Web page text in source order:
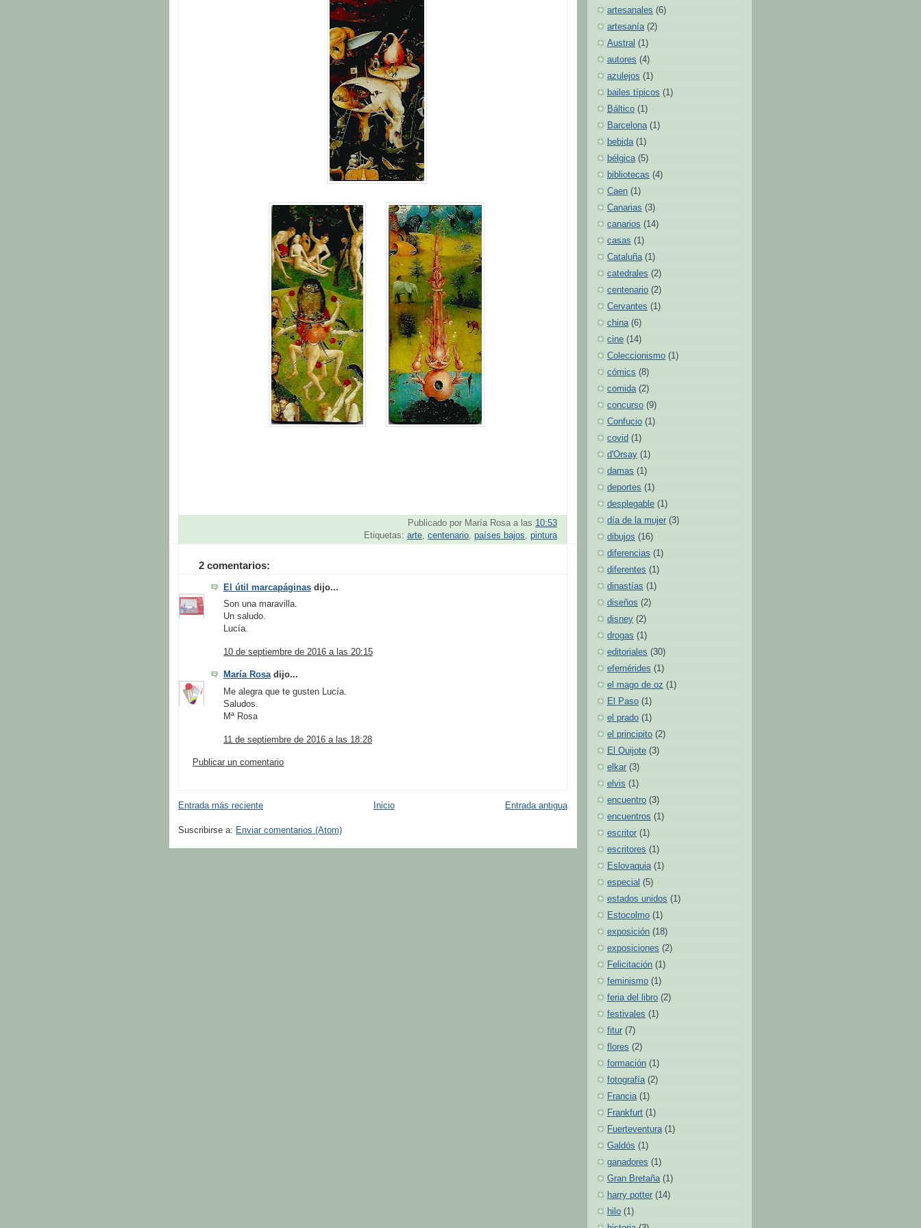
Publicado por María Rosa a las 10:53
Etiquetas: arte centenario países bajos pintura
2 comentarios:
El útil marcapáginas dijo...
Son una maravilla.
Un saludo.
Lucía.
10 de septiembre de 2016 a las 20:15
María Rosadijo...
Me alegra que te gusten Lucía.
Saludos.
Mª Rosa
11 de septiembre de 2016 a las 18:28
Publicar un comentario
Entrada más reciente Entrada antigua
Inicio
Suscribirse a: Enviar comentarios (Atom)
artesanales (6)
artesanía (2)
Austral (1)
autores (4)
azulejos (1)
bailes típicos (1)
Báltico (1)
Barcelona (1)
bebida (1)
bélgica (5)
bibliotecas (4)
Caen (1)
Canarias (3)
canarios (14)
casas (1)
Cataluña (1)
catedrales (2)
centenario (2)
Cervantes (1)
china (6)
cine (14)
Coleccionismo (1)
cómics (8)
comida (2)
concurso (9)
Confucio (1)
covid (1)
d'Orsay (1)
damas (1)
deportes (1)
desplegable (1)
día de la mujer (3)
dibujos (16)
diferencias (1)
diferentes (1)
dinastías (1)
diseños (2)
disney (2)
drogas (1)
editoriales (30)
efemérides (1)
el mago de oz (1)
El Paso (1)
el prado (1)
el principito (2)
El Quijote (3)
elkar (3)
elvis (1)
encuentro (3)
encuentros (1)
escritor (1)
escritores (1)
Eslovaquia (1)
especial (5)
estados unidos (1)
Estocolmo (1)
exposición (18)
exposiciones (2)
Felicitación (1)
feminismo (1)
feria del libro (2)
festivales (1)
fitur (7)
flores (2)
formación (1)
fotografía (2)
Francia (1)
Frankfurt (1)
Fuerteventura (1)
Galdós (1)
ganadores (1)
Gran Bretaña (1)
harry potter (14)
hilo (1)